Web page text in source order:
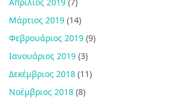
Απρίλιος 2019 (7)
Μάρτιος 2019 (14)
Φεβρουάριος 2019 (9)
Ιανουάριος 2019 (3)
Δεκέμβριος 2018 (11)
Νοέμβριος 2018 (8)